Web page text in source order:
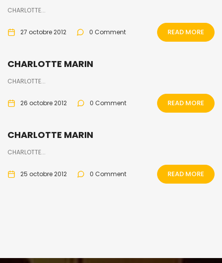
CHARLOTTE...
27 octobre 2012 0 Comment READ MORE
CHARLOTTE MARIN
CHARLOTTE...
26 octobre 2012 0 Comment READ MORE
CHARLOTTE MARIN
CHARLOTTE...
25 octobre 2012 0 Comment READ MORE